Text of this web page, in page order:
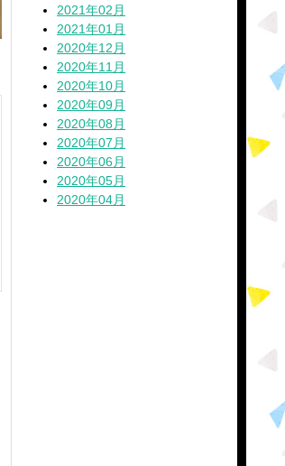
2021年02月
2021年01月
2020年12月
2020年11月
2020年10月
2020年09月
2020年08月
2020年07月
2020年06月
2020年05月
2020年04月